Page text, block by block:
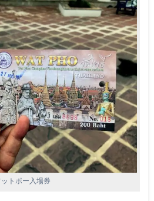
ットポー入場券